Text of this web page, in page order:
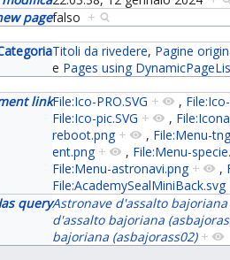
pagefalso +
Titoli da rivedere, Pagine
e Pages using
linkFile:Ico-PRO.SVG + ,
File:Ico-pic.SVG + ,
reboot.png + , File:Menu-
ent.png + , File:Menu-
File:Menu-astronavi.png + ,
File:AcademySealMiniBack.svg
queryAstronave d'assalto bajoriana
d'assalto bajoriana
bajoriana (asbajorass02) +